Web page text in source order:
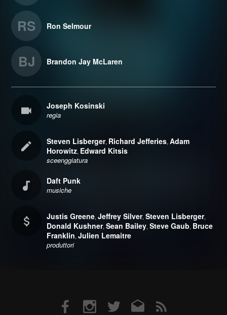
RS Ron Selmour
BJ Brandon Jay McLaren
Joseph Kosinski
regia
Steven Lisberger, Richard Jefferies,Adam
Horowitz, Edward Kitsis
sceenggiatura
Daft Punk
musiche
Justis Greene,Jeffrey Silver,Steven Lisberger,
Donald Kushner,Sean Bailey,Steve Gaub, Bruce
Franklin,Julien Lemaitre
produttori